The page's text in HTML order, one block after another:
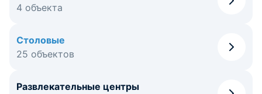
4 объекта
Столовые
25 объектов
Развлекательные центры